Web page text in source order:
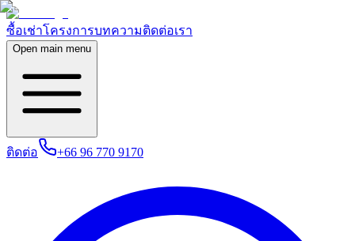
ซื้อเช่าโครงการบทความติดต่อเรา
Open main menu
ติดต่อ +66 96 770 9170